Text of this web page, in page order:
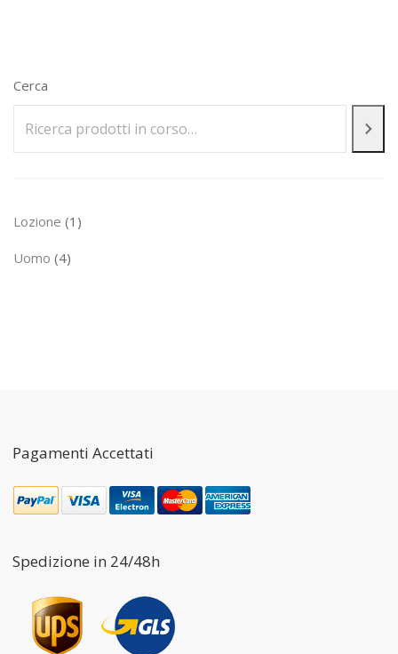
Cerca
Lozione 1 1
Uomo 44
Pagamenti Accettati
Spedizione in 24/48h